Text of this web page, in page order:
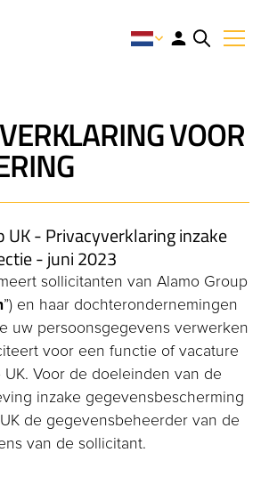
VOOR
UK - Privacyverklaring inzake
- juni 2023
sollicitanten van Alamo Group
”) en haar dochterondernemingen
uw persoonsgegevens verwerken
voor een functie of vacature
UK. Voor de doeleinden van de
inzake gegevensbescherming
de gegevensbeheerder van de
van de sollicitant.